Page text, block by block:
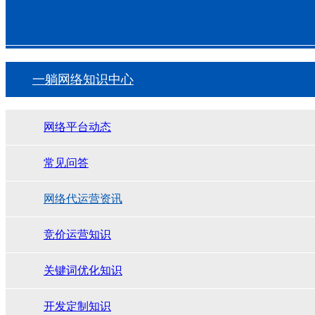
一躺网络知识中心
网络平台动态
常见问答
网络代运营资讯
竞价运营知识
关键词优化知识
开发定制知识